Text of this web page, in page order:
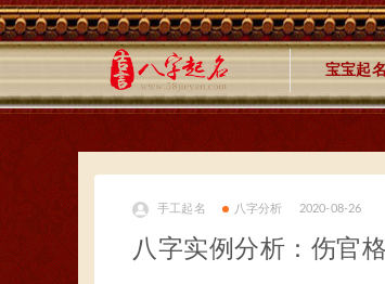
宝宝起名
手工起名 八字分析 2020-08-26
八字实例分析：伤官